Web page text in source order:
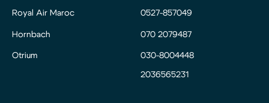
Royal Air Maroc
Hornbach
Otrium
0527-857049
070 2079487
030-8004448
2036565231